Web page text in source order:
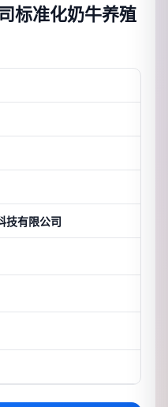
标准化奶牛养殖
技有限公司